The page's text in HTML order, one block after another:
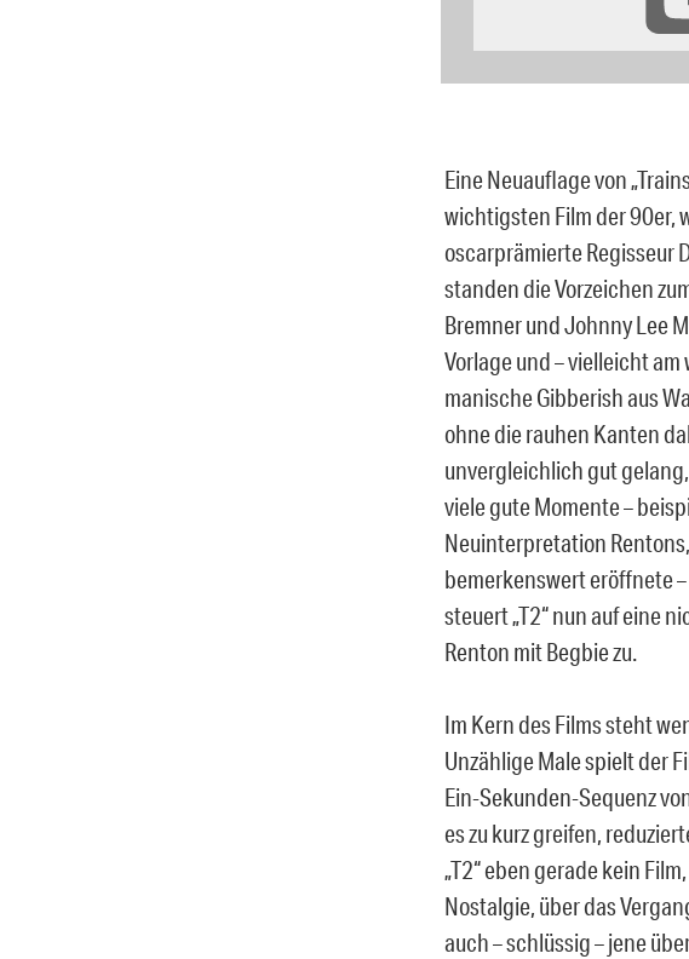
Eine Neuauflage von
wichtigsten Film der 90er,
oscarprämierte Regisseur
standen die Vorzeichen
Bremner und Johnny Lee
Vorlage und – vielleicht
manische Gibberish aus
ohne die rauhen Kanten
unvergleichlich gut
viele gute Momente –
Neuinterpretation
bemerkenswert eröffnete
steuert „T2“ nun auf eine
Renton mit Begbie zu.
Im Kern des Films steht
Unzählige Male spielt der
Ein-Sekunden-Sequenz
es zu kurz greifen,
„T2“ eben gerade kein
Nostalgie, über das
auch – schlüssig – jene